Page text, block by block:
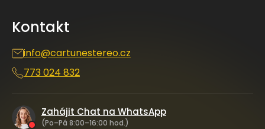
Kontakt
info@cartunestereo.cz
773 024 832
Zahájit Chat na WhatsApp
(Po–Pá 8:00–16:00 hod.)